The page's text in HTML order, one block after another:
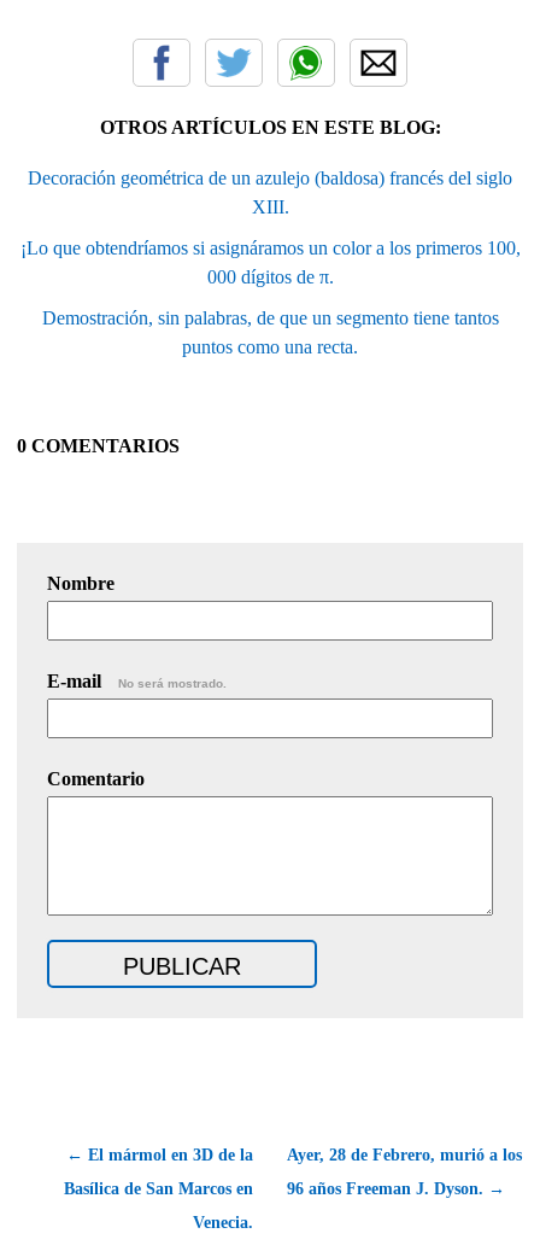
OTROS ARTÍCULOS EN ESTE BLOG:
Decoración geométrica de un azulejo (baldosa) francés del siglo
XIII.
¡Lo que obtendríamos si asignáramos un color a los primeros 100,
000 dígitos de π.
Demostración, sin palabras, de que un segmento tiene tantos
puntos como una recta.
0 COMENTARIOS
Nombre
E-mail No será mostrado.
Comentario
← El mármol en 3D de la
Basílica de San Marcos en
Venecia.
Ayer, 28 de Febrero, murió a los
96 años Freeman J. Dyson. →